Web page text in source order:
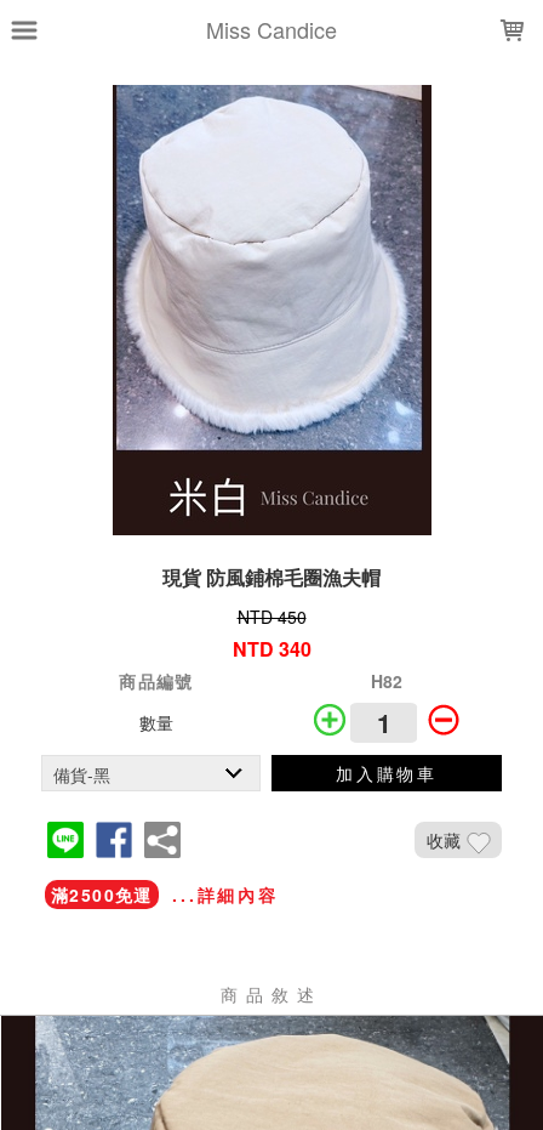
Miss Candice
現貨 防風鋪棉毛圈漁夫帽
NTD 450
NTD 340
商品編號
H82
數量
加入購物車
收藏
滿2500免運 ...詳細內容
商品敘述